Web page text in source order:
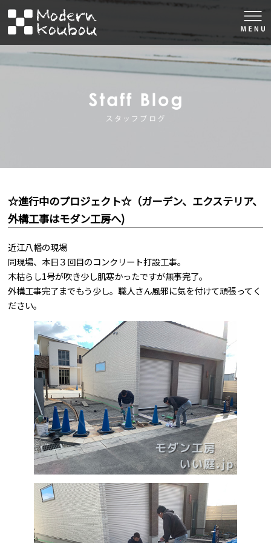
株式会社モダン工房
せはこちら
☆進行中のプロジェクト☆（ガーデン、エクステリア、
外構工事はモダン工房へ)
近江八幡の現場
同現場、本日３回目のコンクリート打設工事。
木枯らし1号が吹き少し肌寒かったですが無事完了。
外構工事完了までもう少し。職人さん風邪に気を付けて頑張ってく
ださい。